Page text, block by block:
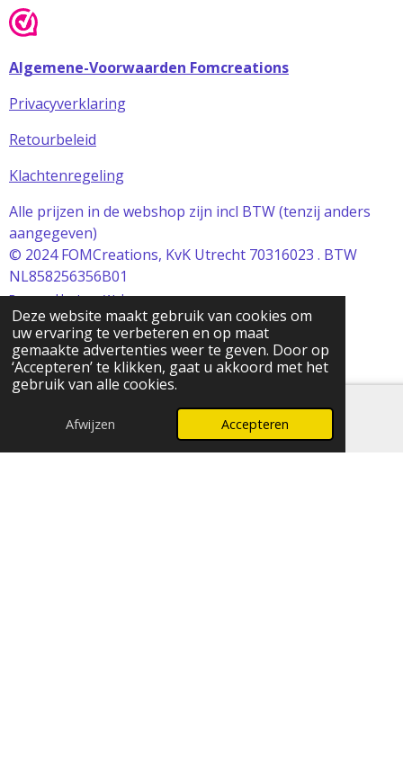
Deze website maakt gebruik van cookies om
uw ervaring te verbeteren en op maat
gemaakte advertenties weer te geven. Door op
‘Accepteren’ te klikken, gaat u akkoord met het
gebruik van alle cookies.
Afwijzen Accepteren
Algemene-Voorwaarden Fomcreations
Privacyverklaring
Retourbeleid
Klachtenregeling
Alle prijzen in de webshop zijn incl BTW (tenzij anders
aangegeven)
© 2024 FOMCreations, KvK Utrecht 70316023 . BTW
NL858256356B01
Powered byJouwWeb
E-mailadres